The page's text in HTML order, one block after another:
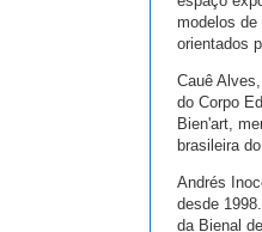
modelos
orientados
Cauê
do Corpo
Bien'art,
brasileira
Andrés
desde
da Bienal